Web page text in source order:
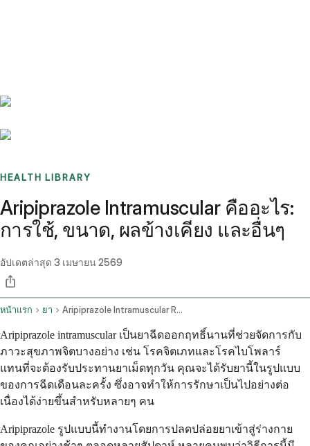
HEALTH LIBRARY
Aripiprazole Intramuscular คืออะไร:
การใช้, ขนาด, ผลข้างเคียง และอื่นๆ
อัปเดตล่าสุด 3 เมษายน 2569
หน้าแรก ยา Aripiprazole Intramuscular Route
Aripiprazole intramuscular เป็นยาฉีดออกฤทธิ์นานที่ช่วยจัดการกับ
ภาวะสุขภาพจิตบางอย่าง เช่น โรคจิตเภทและโรคไบโพลาร์
แทนที่จะต้องรับประทานยาเม็ดทุกวัน คุณจะได้รับยานี้ในรูปแบบ
ของการฉีดเดือนละครั้ง ซึ่งอาจทำให้การรักษาเป็นไปอย่างต่อ
เนื่องได้ง่ายขึ้นสำหรับหลายๆ คน
Aripiprazole รูปแบบนี้ทำงานโดยการปลดปล่อยยาเข้าสู่ร่างกาย